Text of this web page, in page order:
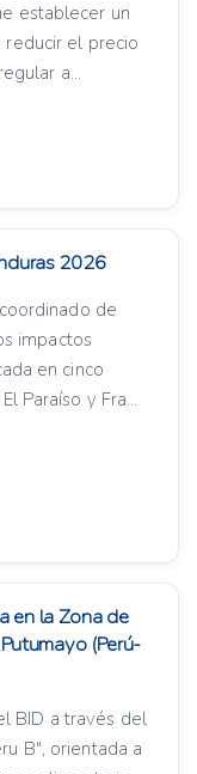
establecer un
el precio
a...
2026
de
impactos
en cinco
Paraíso y Fra...
en la Zona de
(Perú-
BID a través del
B", orientada a